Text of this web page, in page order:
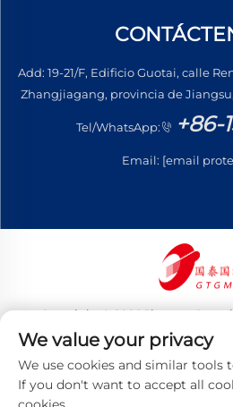
Add: 19-21/F, Edificio Guotai, calle
Zhangjiagang, provincia de Jiangsu,
Tel/WhatsApp: +86-
Email: [email
Copyright © 2026 Jiangsu
Ltd. Todos los
Política de
We value your privacy
We use cookies and similar tools
If you don't want to accept all